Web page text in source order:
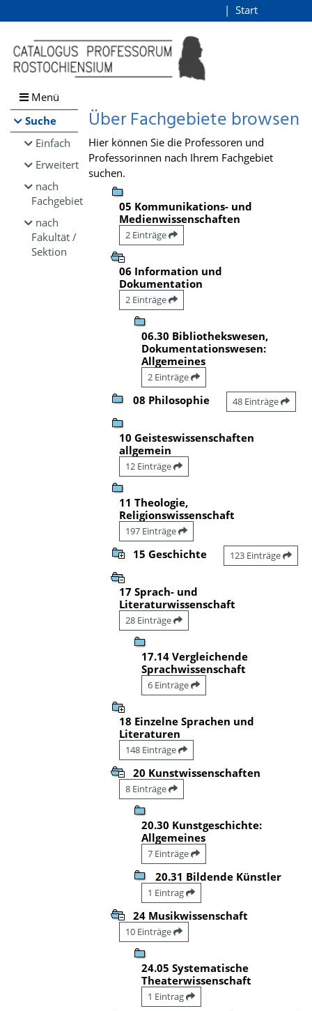
Browsen
direkt zum Inhalt
Start
Menü
Suche
Einfach
Erweitert
nach
Fachgebiet
nach
Fakultät /
Sektion
Über Fachgebiete browsen
Hier können Sie die Professoren und
Professorinnen nach Ihrem Fachgebiet
suchen.
05 Kommunikations- und
Medienwissenschaften
2 Einträge
06 Information und
Dokumentation
2 Einträge
06.30 Bibliothekswesen,
Dokumentationswesen:
Allgemeines
2 Einträge
08 Philosophie 48 Einträge
10 Geisteswissenschaften
allgemein
12 Einträge
11 Theologie,
Religionswissenschaft
197 Einträge
15 Geschichte 123 Einträge
17 Sprach- und
Literaturwissenschaft
28 Einträge
17.14 Vergleichende
Sprachwissenschaft
6 Einträge
18 Einzelne Sprachen und
Literaturen
148 Einträge
20 Kunstwissenschaften
8 Einträge
20.30 Kunstgeschichte:
Allgemeines
7 Einträge
20.31 Bildende Künstler
1 Eintrag
24 Musikwissenschaft
10 Einträge
24.05 Systematische
Theaterwissenschaft
1 Eintrag